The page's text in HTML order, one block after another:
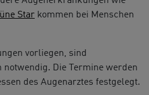
Star kommen bei Menschen
vorliegen, sind
Die Termine werden
des Augenarztes festgelegt.